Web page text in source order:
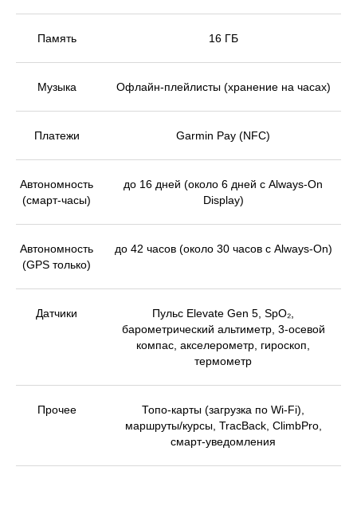
Память 16 ГБ
Музыка Офлайн-плейлисты (хранение на часах)
Платежи Garmin Pay (NFC)
Автономность
(смарт-часы)
до 16 дней (около 6 дней с Always-On
Display)
Автономность
(GPS только)
до 42 часов (около 30 часов с Always-On)
Датчики
Пульс Elevate Gen 5, SpO₂,
барометрический альтиметр, 3-осевой
компас, акселерометр, гироскоп,
термометр
Прочее
Топо-карты (загрузка по Wi-Fi),
маршруты/курсы, TracBack, ClimbPro,
смарт-уведомления